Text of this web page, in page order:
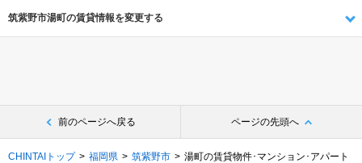
筑紫野市湯町の賃貸情報を変更する
前のページへ戻る ページの先頭へ
CHINTAIトップ 福岡県 筑紫野市
湯町の賃貸物件･マンション･アパート